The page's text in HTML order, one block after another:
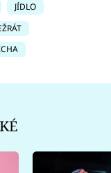
JÍDLO